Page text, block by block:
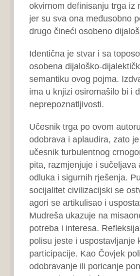
okvirnom definisanju trga iz
jer su sva ona međusobno
drugo čineći osobeno
Identična je stvar i sa
osobena dijaloško-
semantiku ovog pojma.
ima u knjizi osiromašilo bi i
neprepoznatljivosti.
Učesnik trga po ovom
odobrava i aplaudira, zato
učesnik turbulentnog
pita, razmjenjuje i
odluka i sigurnih rješenja.
socijalitet civilizacijski se
agori se artikulisao i
Mudreša ukazuje na
potreba i interesa.
polisu jeste i uspostavljanje
participacije. Kao Čovjek
odobravanje ili poricanje